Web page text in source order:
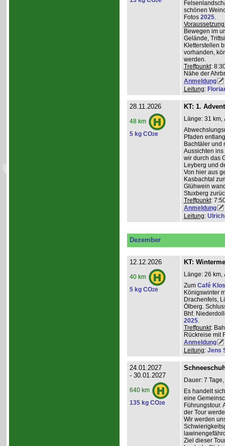
schönen
Fotos 2025.
Bewegen im
Gelände,
Kletterstellen
vorhanden,
werden.
Treffpunkt:
Nähe der
Anmeldung
Leitung:
28.11.2026
48 km
5 kg CO2e
KT: 1.
Länge: 31 km,
Pfaden
Bachtäler und
Aussichten
wir durch das
Leyberg und
Von hier aus
Kasbachtal
Glühwein
Stuxberg
Treffpunkt:
Anmeldung
Leitung:
Dezember
12.12.2026
40 km
5 kg CO2e
KT:
Länge: 26 km,
Zum Café
Königswinter
Drachenfels,
Ölberg.
Bhf.
2025.
Treffpunkt:
Rückreise mit
Anmeldung
Leitung: Jens
24.01.2027
- 30.01.2027
640 km
135 kg CO2e
Dauer: 7
Es handelt
eine
Führungstour.
der Tour
Wir werden
Ziel dieser